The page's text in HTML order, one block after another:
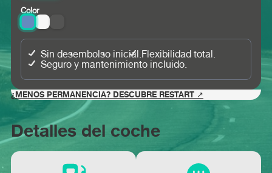
Color
Sin desembolso inicial.Flexibilidad total.
Seguro y mantenimiento incluido.
¿MENOS PERMANENCIA? DESCUBRE RESTART ↗
Detalles del coche